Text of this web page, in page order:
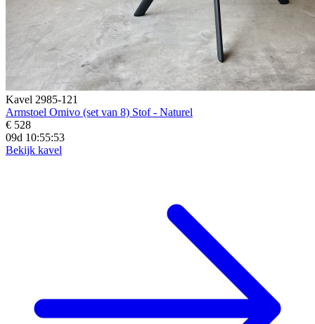
Kavel 2985-121
Armstoel Omivo (set van 8) Stof - Naturel
€ 528
09d 10:55:52
Bekijk kavel